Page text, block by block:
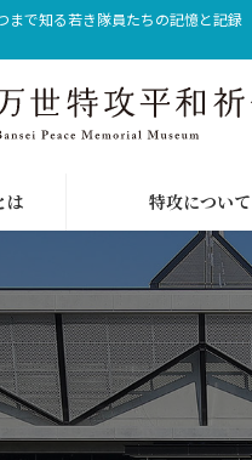
まで知る若き隊員たちの記憶と記録
は 特攻について